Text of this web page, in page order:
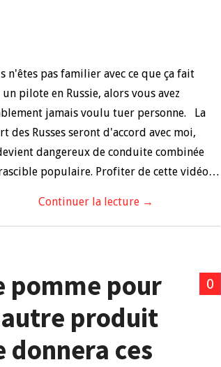
n'êtes pas familier avec ce que ça fait
pilote en Russie, alors vous avez
jamais voulu tuer personne. La
des Russes seront d'accord avec moi,
dangereux de conduite combinée
populaire. Profiter de cette vidéo…
Continuer la lecture →
0
pomme pour
produit
donnera ces